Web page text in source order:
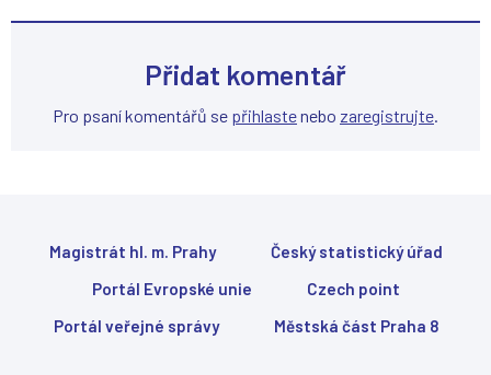
Přidat komentář
Pro psaní komentářů se přihlastenebo zaregistrujte.
Magistrát hl. m. Prahy
Český statistický úřad
Portál Evropské unie
Czech point
Portál veřejné správy
Městská část Praha 8